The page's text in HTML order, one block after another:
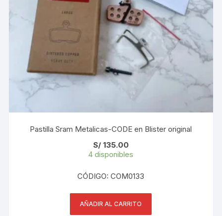
Pastilla Sram Metalicas-CODE en Blister original
S/135.00
4 disponibles
CÓDIGO: COM0133
AÑADIR AL CARRITO